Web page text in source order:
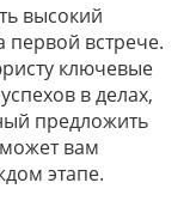
высокий
встрече.
ключевые
в делах,
предложить
вам
этапе.